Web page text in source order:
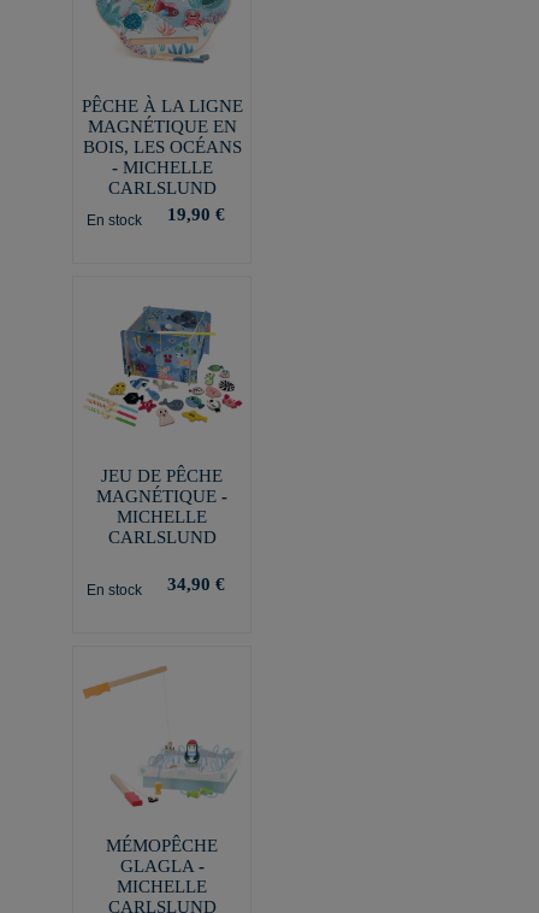
PÊCHE À LA LIGNE
MAGNÉTIQUE EN
BOIS, LES OCÉANS
- MICHELLE
CARLSLUND
En stock 19,90 €
JEU DE PÊCHE
MAGNÉTIQUE -
MICHELLE
CARLSLUND
En stock 34,90 €
MÉMOPÊCHE
GLAGLA -
MICHELLE
CARLSLUND